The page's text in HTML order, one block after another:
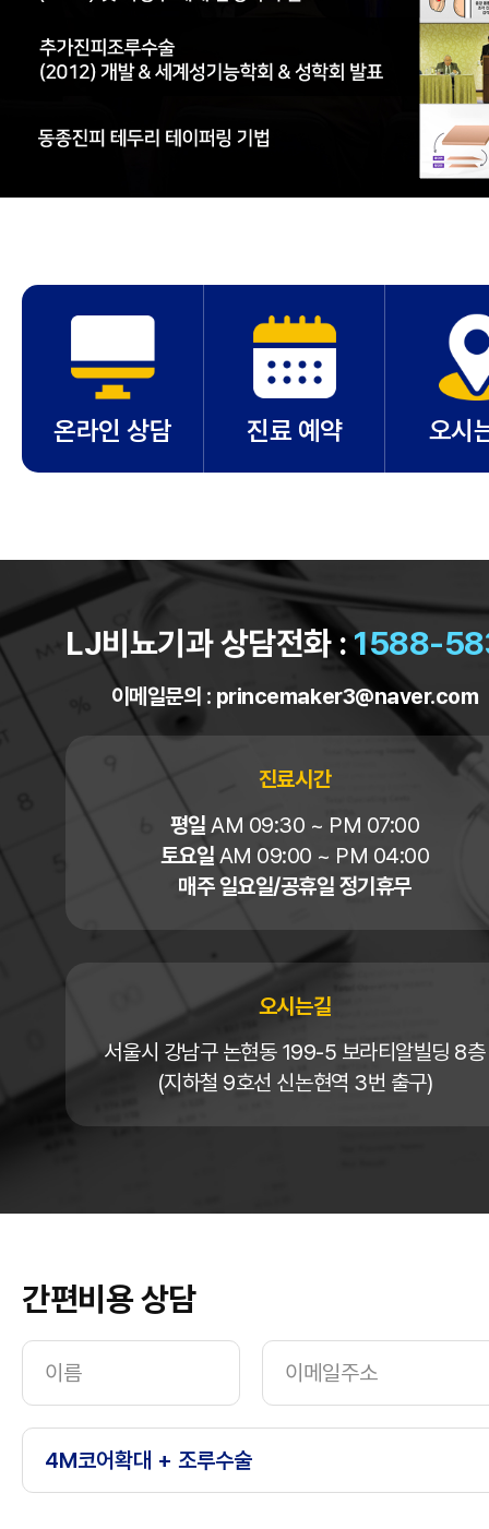
온라인 상담 진료 예약 오시
LJ비뇨기과 상담전화 :1588-
이메일문의 : princemaker3@naver.com
진료시간
평일 AM 09:30 ~ PM 07:00
토요일 AM 09:00 ~ PM 04:00
매주 일요일/공휴일 정기휴무
오시는길
서울시 강남구 논현동 199-5 보라티알빌딩 8층
(지하철 9호선 신논현역 3번 출구)
간편비용 상담